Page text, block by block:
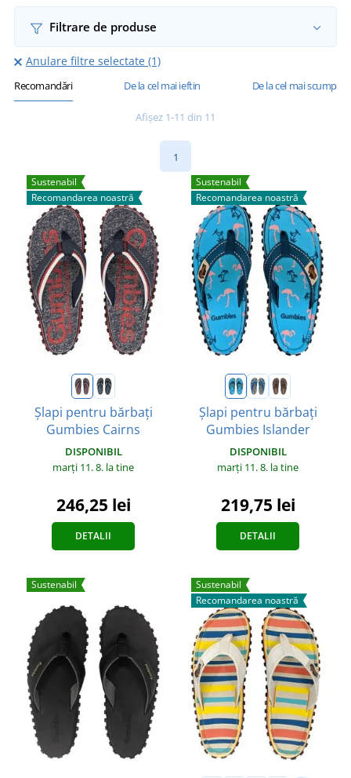
Filtrare de produse
Anulare filtre selectate (1)
Recomandări De la cel mai ieftin De la cel mai scump
Afișez 1-11 din 11
1
Sustenabil
Recomandarea noastră
Șlapi pentru bărbați
Gumbies Cairns
DISPONIBIL
marți 11. 8. la tine
246,25 lei
DETALII
Sustenabil
Recomandarea noastră
Șlapi pentru bărbați
Gumbies Islander
DISPONIBIL
marți 11. 8. la tine
219,75 lei
DETALII
Sustenabil
Sustenabil
Recomandarea noastră